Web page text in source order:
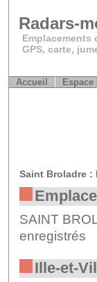
Radars-
Emplacements
GPS, carte,
Accueil
Saint Broladre :
SAINT
enregistrés
Ille-et-